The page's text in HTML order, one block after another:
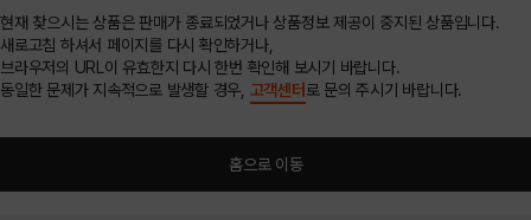
현재 찾으시는 상품은 판매가 종료되었거나 상품정보 제공이 중지된 상품입니다.
새로고침 하셔서 페이지를 다시 확인하거나,
브라우저의 URL이 유효한지 다시 한번 확인해 보시기 바랍니다.
동일한 문제가 지속적으로 발생할 경우, 고객센터 로 문의 주시기 바랍니다.
홈으로 이동